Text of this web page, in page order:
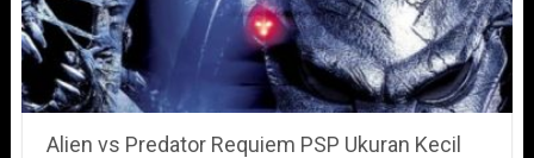
Alien vs Predator Requiem PSP Ukuran Kecil